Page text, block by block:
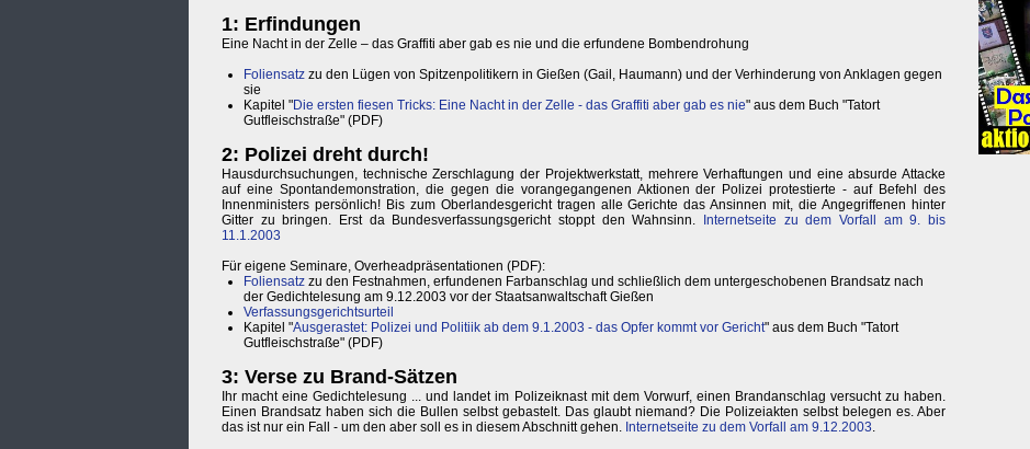
1: Erfindungen
Eine Nacht in der Zelle – das Graffiti aber gab es nie und die erfundene Bombendrohung
Foliensatz zu den Lügen von Spitzenpolitikern in Gießen (Gail, Haumann) und der Verhinderung von Anklagen gegen
sie
Kapitel "Die ersten fiesen Tricks: Eine Nacht in der Zelle - das Graffiti aber gab es nie" aus dem Buch "Tatort
Gutfleischstraße" (PDF)
2: Polizei dreht durch!
Hausdurchsuchungen, technische Zerschlagung der Projektwerkstatt, mehrere Verhaftungen und eine absurde Attacke
auf eine Spontandemonstration, die gegen die vorangegangenen Aktionen der Polizei protestierte - auf Befehl des
Innenministers persönlich! Bis zum Oberlandesgericht tragen alle Gerichte das Ansinnen mit, die Angegriffenen hinter
Gitter zu bringen. Erst da Bundesverfassungsgericht stoppt den Wahnsinn.
Internetseite zu dem Vorfall am 9. bis
11.1.2003
Für eigene Seminare, Overheadpräsentationen (PDF):
Foliensatz zu den Festnahmen, erfundenen Farbanschlag und schließlich dem untergeschobenen Brandsatz nach
der Gedichtelesung am 9.12.2003 vor der Staatsanwaltschaft Gießen
Verfassungsgerichtsurteil
Kapitel "Ausgerastet: Polizei und Politiik ab dem 9.1.2003 - das Opfer kommt vor Gericht" aus dem Buch "Tatort
Gutfleischstraße" (PDF)
3: Verse zu Brand-Sätzen
Ihr macht eine Gedichtelesung ... und landet im Polizeiknast mit dem Vorwurf, einen Brandanschlag versucht zu haben.
Einen Brandsatz haben sich die Bullen selbst gebastelt. Das glaubt niemand? Die Polizeiakten selbst belegen es. Aber
das ist nur ein Fall - um den aber soll es in diesem Abschnitt gehen. Internetseite zu dem Vorfall am 9.12.2003.